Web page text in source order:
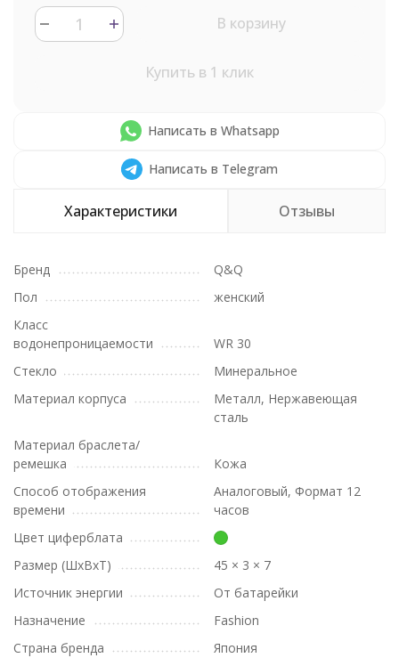
В корзину
Купить в 1 клик
Написать в Whatsapp
Написать в Telegram
Характеристики Отзывы
Бренд
Q&Q
Пол
женский
Класс
водонепроницаемости
WR 30
Стекло
Минеральное
Материал корпуса
Металл, Нержавеющая
сталь
Материал браслета/
ремешка
Кожа
Способ отображения
времени
Аналоговый, Формат 12
часов
Цвет циферблата
Размер (ШхВхТ)
45 × 3 × 7
Источник энергии
От батарейки
Назначение
Fashion
Страна бренда
Япония